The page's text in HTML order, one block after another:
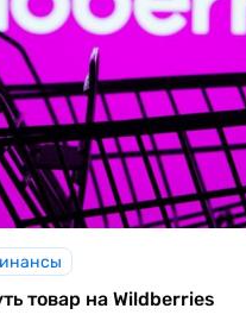
товар на Wildberries